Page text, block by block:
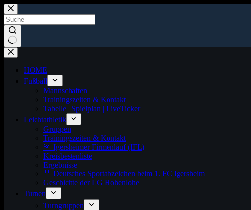
Zum
Inhalt
springen
Keine
Ergebnisse
HOME
Fußball
Mannschaften
Trainingszeiten & Kontakt
Tabelle | Spielplan | LiveTicker
Leichtathletik
Gruppen
Trainingszeiten & Kontakt
🏃 Igersheimer Firmenlauf (IFL)
Kreisbestenliste
Ergebnisse
🏅 Deutsches Sportabzeichen beim 1. FC Igersheim
Geschichte der LG Hohenlohe
Turnen
Turngruppen